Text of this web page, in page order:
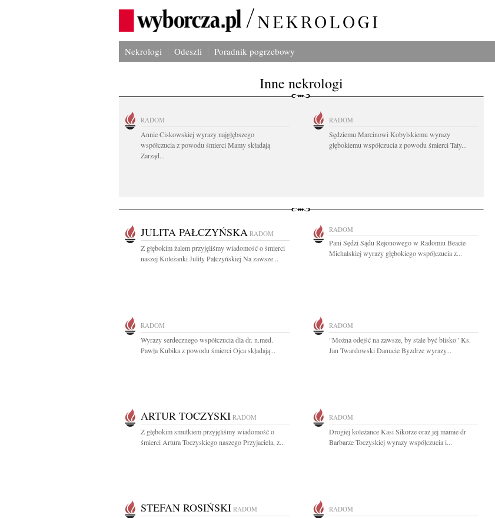
Nekrologi Odeszli Poradnik pogrzebowy
Inne nekrologi
RADOM
Annie Ciskowskiej wyrazy najgłębszego
współczucia z powodu śmierci Mamy składają
Zarząd...
RADOM
Sędziemu Marcinowi Kobylskiemu wyrazy
głębokiemu współczucia z powodu śmierci Taty...
JULITA PAŁCZYŃSKA RADOM
Z głębokim żalem przyjęliśmy wiadomość o śmierci
naszej Koleżanki Julity Pałczyńskiej Na zawsze...
RADOM
Pani Sędzi Sądu Rejonowego w Radomiu Beacie
Michalskiej wyrazy głębokiego współczucia z...
RADOM
Wyrazy serdecznego współczucia dla dr. n.med.
Pawła Kubika z powodu śmierci Ojca składają...
RADOM
"Można odejść na zawsze, by stale być blisko" Ks.
Jan Twardowski Danucie Byzdrze wyrazy...
ARTUR TOCZYSKI RADOM
Z głębokim smutkiem przyjęliśmy wiadomość o
śmierci Artura Toczyskiego naszego Przyjaciela, z...
RADOM
Drogiej koleżance Kasi Sikorze oraz jej mamie dr
Barbarze Toczyskiej wyrazy współczucia i...
STEFAN ROSIŃSKI RADOM RADOM